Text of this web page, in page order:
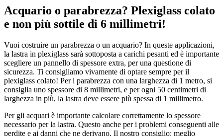
Acquario o parabrezza? Plexiglass colato
e non più sottile di 6 millimetri!
Vuoi costruire un parabrezza o un acquario? In queste applicazioni,
la lastra in plexiglass sarà sottoposta a carichi pesanti ed è importante
scegliere un pannello di spessore extra, per una questione di
sicurezza. Ti consigliamo vivamente di optare sempre per il
plexiglass colato! Per i parabrezza con una larghezza di 1 metro, si
consiglia uno spessore di 8 millimetri, e per ogni 50 centimetri di
larghezza in più, la lastra deve essere più spessa di 1 millimetro.
Per gli acquari è importante calcolare correttamente lo spessore
necessario per la lastra. Questo anche per i problemi conseguenti alle
perdite e ai danni che ne derivano. Il nostro consiglio: meglio